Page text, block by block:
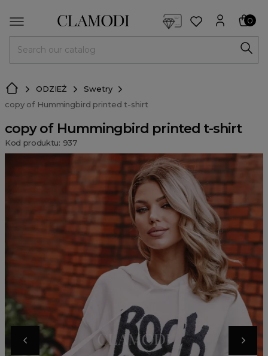
0
ODZIEŻ
Swetry
copy of Hummingbird printed t-shirt
copy of Hummingbird printed t-shirt
Kod produktu: 937